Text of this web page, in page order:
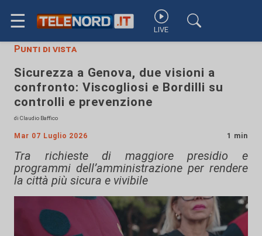
☰ LIVE
Punti di vista
Sicurezza a Genova, due visioni a
confronto: Viscogliosi e Bordilli su
controlli e prevenzione
di Claudio Baffico
Mar 07 Luglio 2026 1 min
Tra richieste di maggiore presidio e
programmi dell’amministrazione per rendere
la città più sicura e vivibile